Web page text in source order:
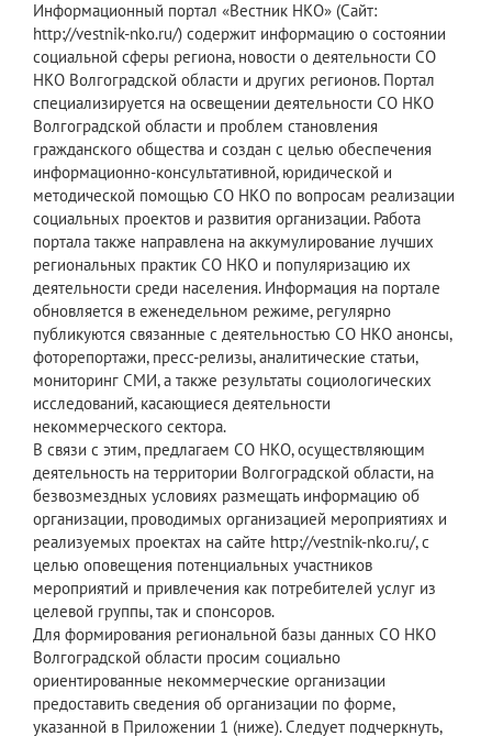
Информационный портал «Вестник НКО» (Сайт:
http://vestnik-nko.ru/) содержит информацию о состоянии
социальной сферы региона, новости о деятельности СО
НКО Волгоградской области и других регионов. Портал
специализируется на освещении деятельности СО НКО
Волгоградской области и проблем становления
гражданского общества и создан с целью обеспечения
информационно-консультативной, юридической и
методической помощью СО НКО по вопросам реализации
социальных проектов и развития организации. Работа
портала также направлена на аккумулирование лучших
региональных практик СО НКО и популяризацию их
деятельности среди населения. Информация на портале
обновляется в еженедельном режиме, регулярно
публикуются связанные с деятельностью СО НКО анонсы,
фоторепортажи, пресс-релизы, аналитические статьи,
мониторинг СМИ, а также результаты социологических
исследований, касающиеся деятельности
некоммерческого сектора.
В связи с этим, предлагаем СО НКО, осуществляющим
деятельность на территории Волгоградской области, на
безвозмездных условиях размещать информацию об
организации, проводимых организацией мероприятиях и
реализуемых проектах на сайте http://vestnik-nko.ru/, с
целью оповещения потенциальных участников
мероприятий и привлечения как потребителей услуг из
целевой группы, так и спонсоров.
Для формирования региональной базы данных СО НКО
Волгоградской области просим социально
ориентированные некоммерческие организации
предоставить сведения об организации по форме,
указанной в Приложении 1 (ниже). Следует подчеркнуть,